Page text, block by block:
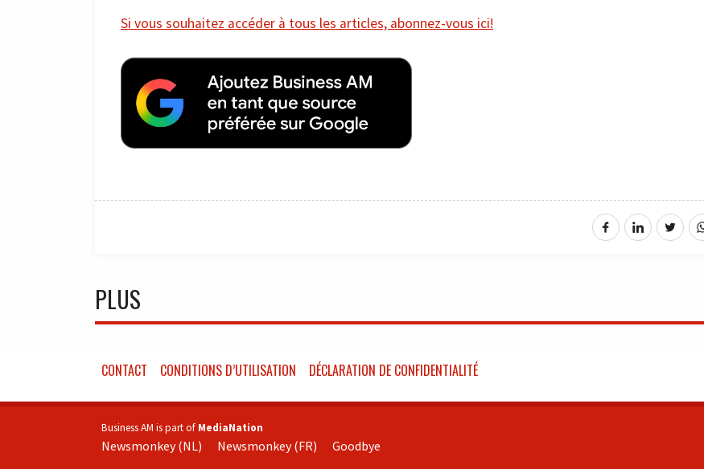
Si vous souhaitez accéder à tous les articles, abonnez-vous ici!
PLUS
CONTACT CONDITIONS D’UTILISATION DÉCLARATION DE CONFIDENTIALITÉ
Business AM is part of MediaNation
Newsmonkey (NL) Newsmonkey (FR) Goodbye